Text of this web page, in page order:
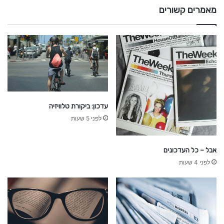
ת
מאמרים קשורים
אבל – כל העדכונים
לפני 4 שעות
עדכון: ביקורת טלוויזיה
לפני 5 שעות